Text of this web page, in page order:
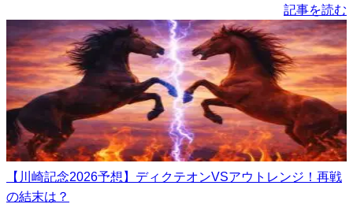
記事を読む
【川崎記念2026予想】ディクテオンVSアウトレンジ！再戦
の結末は？